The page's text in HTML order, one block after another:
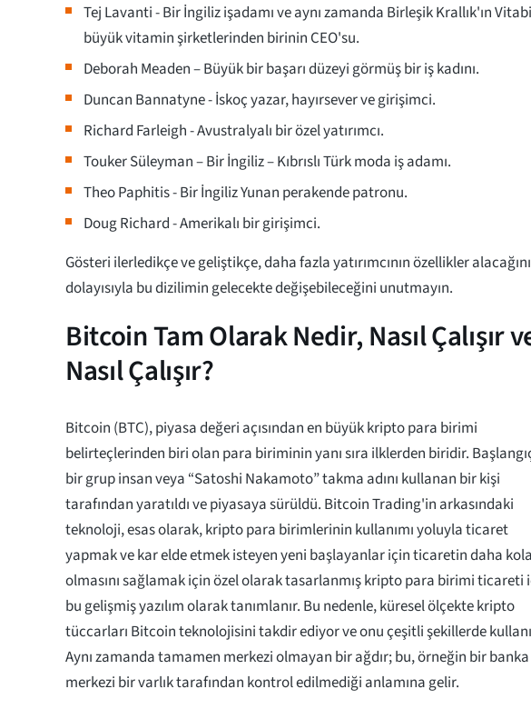
Tej Lavanti - Bir İngiliz işadamı ve aynı zamanda Birleşik Krallık'ın
büyük vitamin şirketlerinden birinin CEO'su.
Deborah Meaden – Büyük bir başarı düzeyi görmüş bir iş kadını.
Duncan Bannatyne - İskoç yazar, hayırsever ve girişimci.
Richard Farleigh - Avustralyalı bir özel yatırımcı.
Touker Süleyman – Bir İngiliz – Kıbrıslı Türk moda iş adamı.
Theo Paphitis - Bir İngiliz Yunan perakende patronu.
Doug Richard - Amerikalı bir girişimci.
Gösteri ilerledikçe ve geliştikçe, daha fazla yatırımcının özellikler
dolayısıyla bu dizilimin gelecekte değişebileceğini unutmayın.
Bitcoin Tam Olarak Nedir, Nasıl Çalışır
Nasıl Çalışır?
Bitcoin (BTC), piyasa değeri açısından en büyük kripto para birimi
belirteçlerinden biri olan para biriminin yanı sıra ilklerden biridir.
bir grup insan veya “Satoshi Nakamoto” takma adını kullanan bir kişi
tarafından yaratıldı ve piyasaya sürüldü. Bitcoin Trading'in arkasındaki
teknoloji, esas olarak, kripto para birimlerinin kullanımı yoluyla ticaret
yapmak ve kar elde etmek isteyen yeni başlayanlar için ticaretin daha
olmasını sağlamak için özel olarak tasarlanmış kripto para birimi ticareti
bu gelişmiş yazılım olarak tanımlanır. Bu nedenle, küresel ölçekte kripto
tüccarları Bitcoin teknolojisini takdir ediyor ve onu çeşitli şekillerde
Aynı zamanda tamamen merkezi olmayan bir ağdır; bu, örneğin bir
merkezi bir varlık tarafından kontrol edilmediği anlamına gelir.